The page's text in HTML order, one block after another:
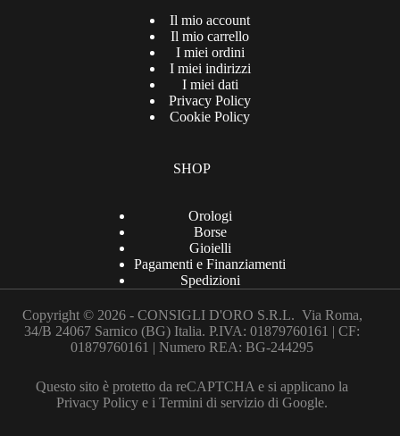
Il mio account
Il mio carrello
I miei ordini
I miei indirizzi
I miei dati
Privacy Policy
Cookie Policy
SHOP
Orologi
Borse
Gioielli
Pagamenti e Finanziamenti
Spedizioni
Copyright © 2026 - CONSIGLI D'ORO S.R.L. Via Roma,
34/B 24067 Sarnico (BG) Italia. P.IVA: 01879760161 | CF:
01879760161 | Numero REA: BG-244295
Questo sito è protetto da reCAPTCHA e si applicano la
Privacy Policy e iTermini di servizio di Google.